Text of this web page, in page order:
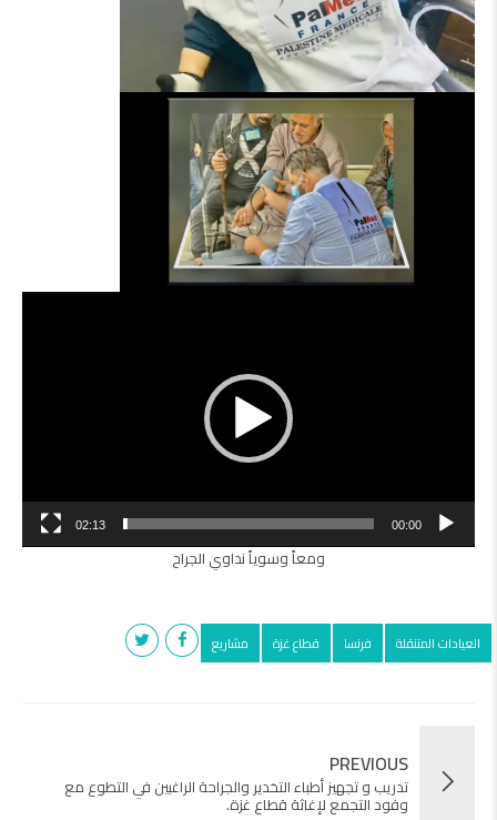
00:00
02:13
ومعاً وسوياً نداوي الجراح
العيادات المتنقلة فرنسا قطاع غزة مشاريع
PREVIOUS
تدريب و تجهيز أطباء التخدير والجراحة الراغبين في التطوع مع
وفود التجمع لإغاثة قطاع غزة.